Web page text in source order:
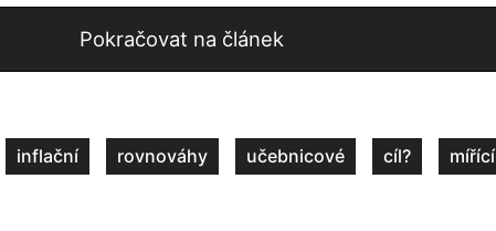
Pokračovat na článek
inflační rovnováhy učebnicové cíl? mířící